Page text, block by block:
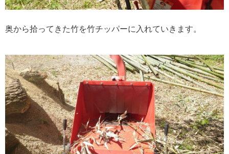
奥から拾ってきた竹を竹チッパーに入れていきます。